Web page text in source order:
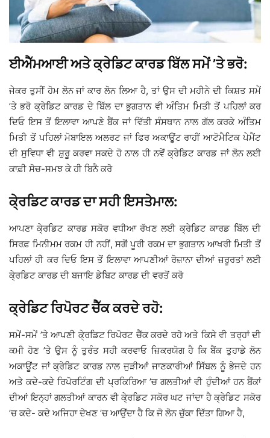
ਈਐੱਮਆਈ ਅਤੇ ਕ੍ਰੇਡਿਟ ਕਾਰਡ ਬਿੱਲ ਸਮੇਂ ’ਤੇ ਭਰੋ:
ਜੇਕਰ ਤੁਸੀਂ ਹੋਮ ਲੋਨ ਜਾਂ ਕਾਰ ਲੋਨ ਲਿਆ ਹੈ, ਤਾਂ ਉਸ ਦੀ ਮਹੀਨੇ ਦੀ ਕਿਸ਼ਤ ਸਮੇਂ
’ਤੇ ਭਰੋ ਕ੍ਰੇਡਿਟ ਕਾਰਡ ਦੇ ਬਿੱਲ ਦਾ ਭੁਗਤਾਨ ਵੀ ਅੰਤਿਮ ਮਿਤੀ ਤੋਂ ਪਹਿਲਾਂ ਕਰ
ਦਿਓ ਇਸ ਤੋਂ ਇਲਾਵਾ ਆਪਣੇ ਬੈਂਕ ਜਾਂ ਵਿੱਤੀ ਸੰਸਥਾਨ ਨਾਲ ਗੱਲ ਕਰਕੇ ਅੰਤਿਮ
ਮਿਤੀ ਤੋਂ ਪਹਿਲਾਂ ਮੋਬਾਇਲ ਅਲਰਟ ਜਾਂ ਫਿਰ ਅਕਾਉੂਂਟ ਰਾਹੀਂ ਆਟੋਮੈਟਿਕ ਪੇਮੈਂਟ
ਦੀ ਸੁਵਿਧਾ ਵੀ ਸ਼ੁਰੂ ਕਰਵਾ ਸਕਦੇ ਹੋ ਨਾਲ ਹੀ ਨਵੇਂ ਕ੍ਰੇਡਿਟ ਕਾਰਡ ਜਾਂ ਲੋਨ ਲਈ
ਕਾਫ਼ੀ ਸੋਚ-ਸਮਝ ਕੇ ਹੀ ਬਿਨੈ ਕਰੋ
ਕੇ੍ਰਡਿਟ ਕਾਰਡ ਦਾ ਸਹੀ ਇਸਤੇਮਾਲ:
ਆਪਣਾ ਕੇ੍ਰਡਿਟ ਕਾਰਡ ਸਕੋਰ ਵਧੀਆ ਰੱਖਣ ਲਈ ਕ੍ਰੇਡਿਟ ਕਾਰਡ ਬਿੱਲ ਦੀ
ਸਿਰਫ਼ ਮਿਨੀਮਮ ਰਕਮ ਹੀ ਨਹੀਂ, ਸਗੋਂ ਪੂਰੀ ਰਕਮ ਦਾ ਭੁਗਤਾਨ ਆਖਰੀ ਮਿਤੀ ਤੋਂ
ਪਹਿਲਾਂ ਹੀ ਕਰ ਦਿਓ ਇਸ ਤੋਂ ਇਲਾਵਾ ਆਪਣੀਆਂ ਰੋਜ਼ਾਨਾ ਦੀਆਂ ਜ਼ਰੂਰਤਾਂ ਲਈ
ਕੇ੍ਰਡਿਟ ਕਾਰਡ ਦੀ ਬਜਾਇ ਡੇਬਿਟ ਕਾਰਡ ਦੀ ਵਰਤੋਂ ਕਰੋ
ਕ੍ਰੇਡਿਟ ਰਿਪੋਰਟ ਚੈੱਕ ਕਰਦੇ ਰਹੋ:
ਸਮੇਂ-ਸਮੇਂ ’ਤੇ ਆਪਣੀ ਕੇ੍ਰਡਿਟ ਰਿਪੋਰਟ ਚੈੱਕ ਕਰਦੇ ਰਹੋ ਅਤੇ ਕਿਸੇ ਵੀ ਤਰ੍ਹਾਂ ਦੀ
ਕਮੀ ਹੋਣ ’ਤੇ ਉਸ ਨੂੰ ਤੁਰੰਤ ਸਹੀ ਕਰਵਾਓ ਜ਼ਿਕਰਯੋਗ ਹੈ ਕਿ ਬੈਂਕ ਤੁਹਾਡੇ ਲੋਨ
ਅਕਾਊਂਟ ਜਾਂ ਕ੍ਰੇਡਿਟ ਕਾਰਡ ਨਾਲ ਜੁੜੀਆਂ ਜਾਣਕਾਰੀਆਂ ਸਿੱਬਲ ਨੂੰ ਭੇਜਦੇ ਹਨ
ਅਤੇ ਕਦੇ-ਕਦੇ ਰਿਪੋਰਟਿੰਗ ਦੀ ਪ੍ਰਕਿਰਿਆ ’ਚ ਗਲਤੀਆਂ ਵੀ ਹੁੰਦੀਆਂ ਹਨ ਬੈਂਕਾਂ
ਦੀਆਂ ਇਨ੍ਹਾਂ ਗਲਤੀਆਂ ਕਾਰਨ ਵੀ ਕੇ੍ਰਡਿਟ ਸਕੋਰ ਘਟ ਜਾਂਦਾ ਹੈ ਕ੍ਰੇਡਿਟ ਸਕੋਰ
’ਚ ਕਦੇ- ਕਦੇ ਅਜਿਹਾ ਦੇਖਣ ’ਚ ਆਉਂਦਾ ਹੈ ਕਿ ਜੋ ਲੋਨ ਚੁੱਕਾ ਦਿੱਤਾ ਗਿਆ ਹੈ,